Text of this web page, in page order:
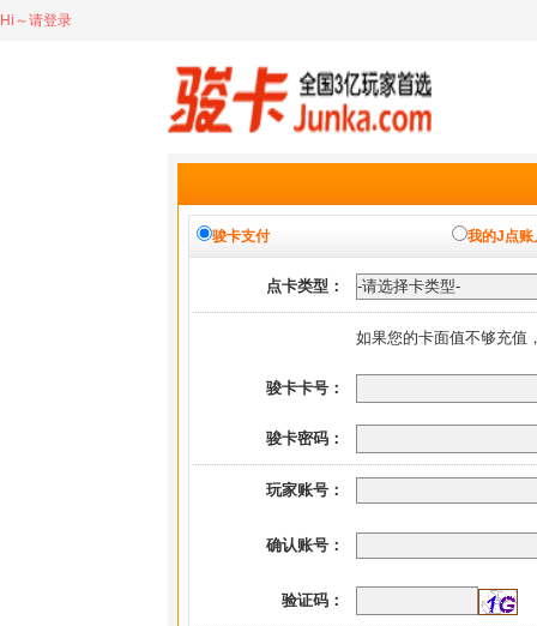
Hi～请登录
骏卡支付 我的J点账
点卡类型：
如果您的卡面值不够充值
骏卡卡号：
骏卡密码：
玩家账号：
确认账号：
验证码：